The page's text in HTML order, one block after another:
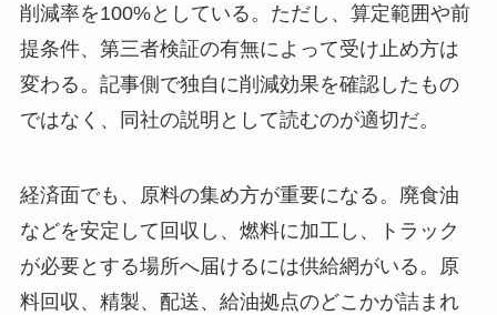
削減率を100%としている。ただし、算定範囲や前
提条件、第三者検証の有無によって受け止め方は
変わる。記事側で独自に削減効果を確認したもの
ではなく、同社の説明として読むのが適切だ。
経済面でも、原料の集め方が重要になる。廃食油
などを安定して回収し、燃料に加工し、トラック
が必要とする場所へ届けるには供給網がいる。原
料回収、精製、配送、給油拠点のどこかが詰まれ